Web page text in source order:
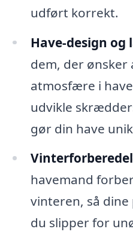
udført korrekt.
Have-design og
dem, der ønsker
atmosfære i
udvikle
gør din have
havemand
vinteren, så
du slipper for